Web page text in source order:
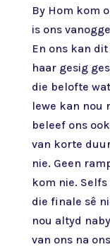
By Hom kom
is ons
En ons kan
haar gesig
die belofte
lewe kan nou
beleef ons
van korte
nie. Geen
kom nie.
die finale sê
nou altyd
van ons na